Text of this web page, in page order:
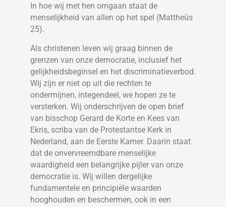
In hoe wij met hen omgaan staat de
menselijkheid van allen op het spel (Mattheüs
25).
Als christenen leven wij graag binnen de
grenzen van onze democratie, inclusief het
gelijkheidsbeginsel en het discriminatieverbod.
Wij zijn er niet op uit die rechten te
ondermijnen, integendeel, we hopen ze te
versterken. Wij onderschrijven de open brief
van bisschop Gerard de Korte en Kees van
Ekris, scriba van de Protestantse Kerk in
Nederland, aan de Eerste Kamer. Daarin staat
dat de onvervreemdbare menselijke
waardigheid een belangrijke pijler van onze
democratie is. Wij willen dergelijke
fundamentele en principiële waarden
hooghouden en beschermen, ook in een